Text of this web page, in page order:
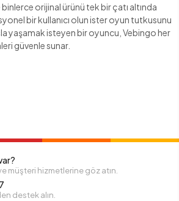
orijinal ürünü tek bir çatı altında
bir kullanıcı olun ister oyun tutkusunu
yaşamak isteyen bir oyuncu, Vebingo her
güvenle sunar.
müşteri hizmetlerine göz atın.
destek alın.